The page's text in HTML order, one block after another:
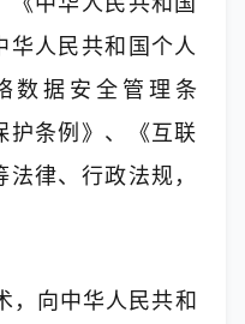
华人民共和国个人
数据安全管理条
护条例》、《互联
律、行政法规，
，向中华人民共和